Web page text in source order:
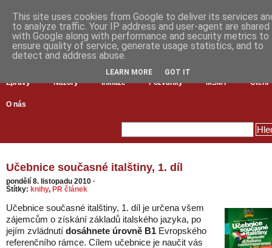
Zprávy Názory Inkluze Pozvánky MŠMT Čtení
O nás
Učebnice současné italštiny, 1. díl
pondělí 8. listopadu 2010 ·
Štítky: knihy, PR článek
Učebnice současné italštiny, 1. díl je určena všem
zájemcům o získání základů italského jazyka, po
jejím zvládnutí dosáhnete úrovně B1 Evropského
referenčního rámce. Cílem učebnice je naučit vás
This site uses cookies from Google to deliver its services
to analyze traffic. Your IP address and user-agent are shared
with Google along with performance and security metrics to
ensure quality of service, generate usage statistics, and to
detect and address abuse.
LEARN MORE GOT IT